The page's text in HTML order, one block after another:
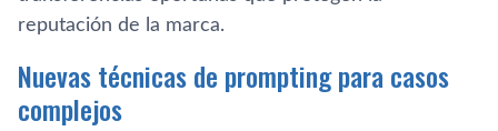
reputación de la marca.
Nuevas técnicas de prompting para casos
complejos